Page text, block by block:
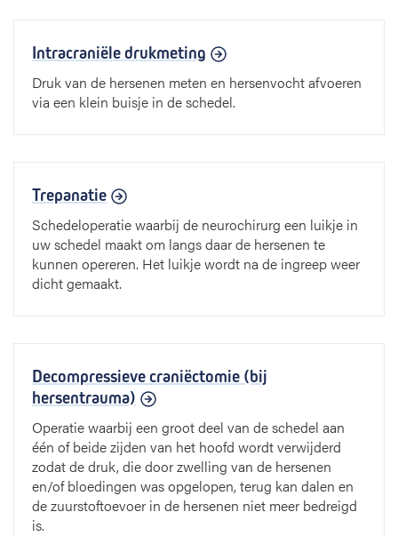
Intracraniële drukmeting
Druk van de hersenen meten en hersenvocht afvoeren
via een klein buisje in de schedel.
Trepanatie
Schedeloperatie waarbij de neurochirurg een luikje in
uw schedel maakt om langs daar de hersenen te
kunnen opereren. Het luikje wordt na de ingreep weer
dicht gemaakt.
Decompressieve craniëctomie (bij
hersentrauma)
Operatie waarbij een groot deel van de schedel aan
één of beide zijden van het hoofd wordt verwijderd
zodat de druk, die door zwelling van de hersenen
en/of bloedingen was opgelopen, terug kan dalen en
de zuurstoftoevoer in de hersenen niet meer bedreigd
is.